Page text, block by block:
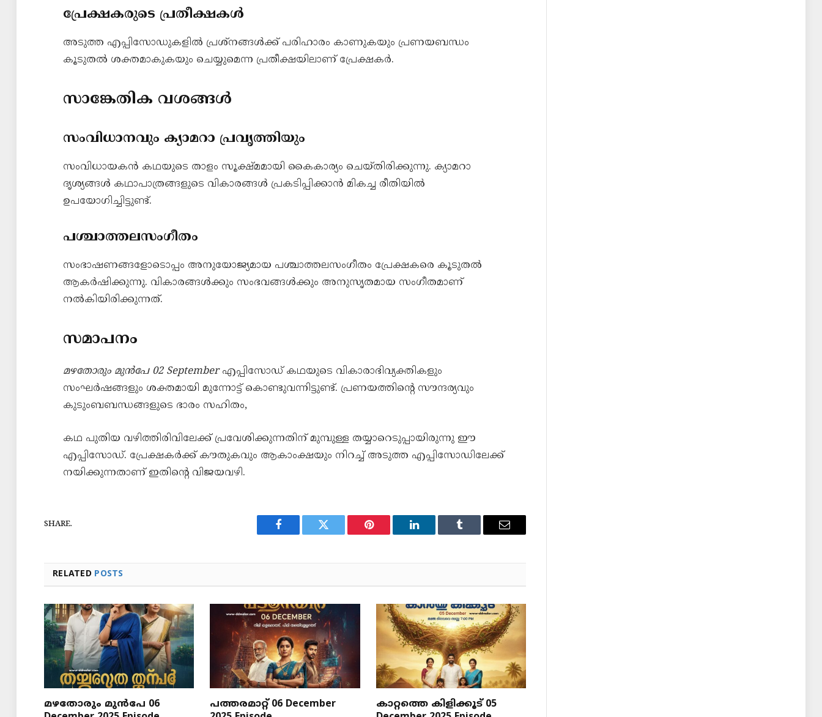
പ്രേക്ഷകരുടെ പ്രതീക്ഷകൾ
അടുത്ത എപ്പിസോഡുകളിൽ പ്രശ്നങ്ങൾക്ക് പരിഹാരം കാണുകയും പ്രണയബന്ധം
കൂടുതൽ ശക്തമാകുകയും ചെയ്യുമെന്ന പ്രതീക്ഷയിലാണ് പ്രേക്ഷകർ.
സാങ്കേതിക വശങ്ങൾ
സംവിധാനവും ക്യാമറാ പ്രവൃത്തിയും
സംവിധായകൻ കഥയുടെ താളം സൂക്ഷ്മമായി കൈകാര്യം ചെയ്തിരിക്കുന്നു. ക്യാമറാ
ദൃശ്യങ്ങൾ കഥാപാത്രങ്ങളുടെ വികാരങ്ങൾ പ്രകടിപ്പിക്കാൻ മികച്ച രീതിയിൽ
ഉപയോഗിച്ചിട്ടുണ്ട്.
പശ്ചാത്തലസംഗീതം
സംഭാഷണങ്ങളോടൊപ്പം അനുയോജ്യമായ പശ്ചാത്തലസംഗീതം പ്രേക്ഷകരെ കൂടുതൽ
ആകർഷിക്കുന്നു. വികാരങ്ങൾക്കും സംഭവങ്ങൾക്കും അനുസൃതമായ സംഗീതമാണ്
നൽകിയിരിക്കുന്നത്.
സമാപനം
മഴതോരും മുൻപേ 02 Septemberഎപ്പിസോഡ് കഥയുടെ വികാരാഭിവ്യക്തികളും
സംഘർഷങ്ങളും ശക്തമായി മുന്നോട്ട് കൊണ്ടുവന്നിട്ടുണ്ട്. പ്രണയത്തിന്റെ സൗന്ദര്യവും
കുടുംബബന്ധങ്ങളുടെ ഭാരം സഹിതം,
കഥ പുതിയ വഴിത്തിരിവിലേക്ക് പ്രവേശിക്കുന്നതിന് മുമ്പുള്ള തയ്യാറെടുപ്പായിരുന്നു ഈ
എപ്പിസോഡ്. പ്രേക്ഷകർക്ക് കൗതുകവും ആകാംക്ഷയും നിറച്ച് അടുത്ത എപ്പിസോഡിലേക്ക്
നയിക്കുന്നതാണ് ഇതിന്റെ വിജയവഴി.
SHARE.
Facebook Twitter Pinterest LinkedIn Tumblr Email
RELATED POSTS
മഴതോരും മുൻപേ 06
പത്തരമാറ്റ് 06 December
കാറ്റത്തെ കിളിക്കൂട് 05